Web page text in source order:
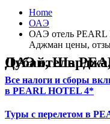
Home
ОАЭ
ОАЭ отель
Аджман цены,
ОАЭ отель PEARL HOTEL
Все налоги и сборы
в PEARL HOTEL 4*
Туры с перелетом в